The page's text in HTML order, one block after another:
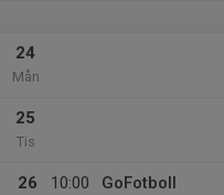
24
Mån
25
Tis
26
10:00
GoFotboll